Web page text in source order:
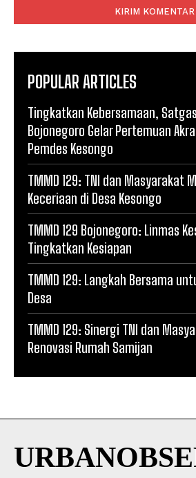
POPULAR ARTICLES
Tingkatkan Kebersamaan,
Bojonegoro Gelar Pertemuan
Pemdes Kesongo
TMMD 129: TNI dan Masyarakat
Keceriaan di Desa Kesongo
TMMD 129 Bojonegoro: Linmas
Tingkatkan Kesiapan
TMMD 129: Langkah Bersama
Desa
TMMD 129: Sinergi TNI dan
Renovasi Rumah Samijan